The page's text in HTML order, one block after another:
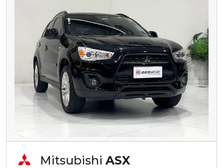
Mitsubishi ASX